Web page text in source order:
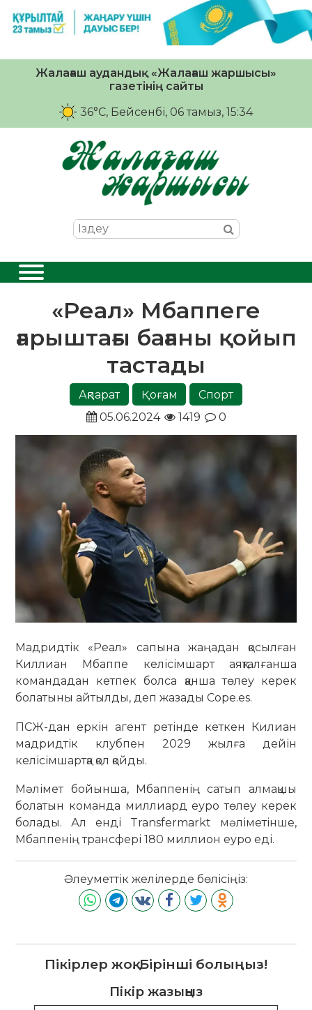
Жалағаш аудандық «Жалағаш жаршысы»
газетінің сайты
36°C, Бейсенбі, 06 тамыз, 15:34
«Реал» Мбаппеге
ғарыштағы бағаны қойып
тастады
Ақпарат Қоғам
Спорт
05.06.2024
1419 0
Мадридтік «Реал» сапына жаңадан қосылған
Киллиан Мбаппе келісімшарт аяқталғанша
командадан кетпек болса қанша төлеу керек
болатыны айтылды, деп жазады Cope.es.
ПСЖ-дан еркін агент ретінде кеткен Килиан
мадридтік клубпен 2029 жылға дейін
келісімшартқа қол қойды.
Мәлімет бойынша, Мбаппенің сатып алмақшы
болатын команда миллиард еуро төлеу керек
болады. Ал енді Transfermarkt мәліметінше,
Мбаппенің трансфері 180 миллион еуро еді.
Әлеуметтік желілерде бөлісіңіз:
Пікірлер жоқ. Бірінші болыңыз!
Пікір жазыңыз